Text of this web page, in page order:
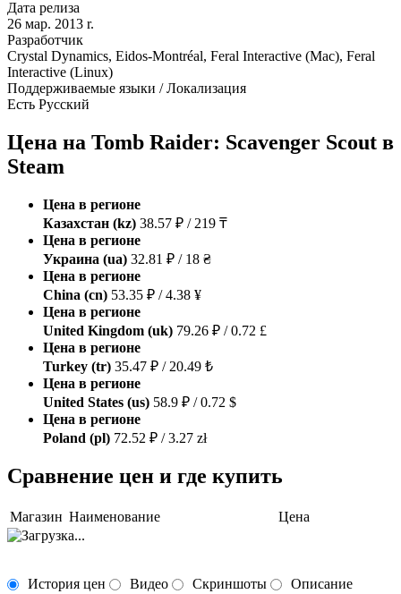
Дата релиза
26 мар. 2013 r.
Разработчик
Crystal Dynamics, Eidos-Montréal, Feral Interactive (Mac), Feral
Interactive (Linux)
Поддерживаемые языки / Локализация
Есть Русский
Цена на Tomb Raider: Scavenger Scout в
Steam
Цена в регионе
Казахстан (kz) 38.57 ₽ / 219 ₸
Цена в регионе
Украина (ua) 32.81 ₽ / 18 ₴
Цена в регионе
China (cn) 53.35 ₽ / 4.38 ¥
Цена в регионе
United Kingdom (uk) 79.26 ₽ / 0.72 £
Цена в регионе
Turkey (tr) 35.47 ₽ / 20.49 ₺
Цена в регионе
United States (us) 58.9 ₽ / 0.72 $
Цена в регионе
Poland (pl) 72.52 ₽ / 3.27 zł
Сравнение цен и где купить
Магазин Наименование Цена
История цен Видео Скриншоты Описание